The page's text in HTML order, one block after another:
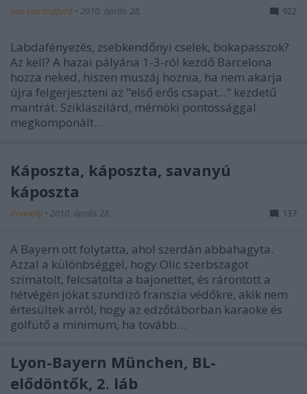
nou san trafford • 2010. április 28. 922
Labdafényezés, zsebkendőnyi cselek, bokapasszok?
Az kell? A hazai pályána 1-3-ról kezdő Barcelona
hozza neked, hiszen muszáj hoznia, ha nem akarja
újra felgerjeszteni az "első erős csapat..." kezdetű
mantrát. Sziklaszilárd, mérnöki pontossággal
megkomponált…
Káposzta, káposzta, savanyú
káposzta
donnelly • 2010. április 28. 137
A Bayern ott folytatta, ahol szerdán abbahagyta.
Azzal a különbséggel, hogy Olic szerbszagot
szimatolt, felcsatolta a bajonettet, és rárontott a
hétvégén jókat szundizó franszia védőkre, akik nem
értesültek arról, hogy az edzőtáborban karaoke és
golfütő a minimum, ha tovább…
Lyon-Bayern München, BL-
elődöntők, 2. láb